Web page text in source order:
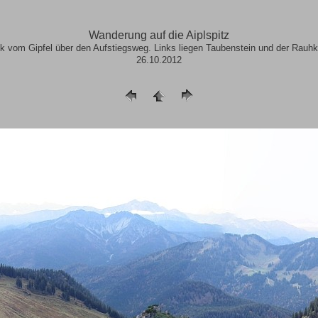
Wanderung auf die Aiplspitz
vom Gipfel über den Aufstiegsweg. Links liegen Taubenstein und der
26.10.2012